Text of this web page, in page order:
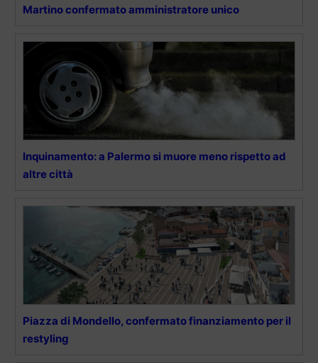
Martino confermato amministratore unico
Inquinamento: a Palermo si muore meno rispetto ad
altre città
Piazza di Mondello, confermato finanziamento per il
restyling